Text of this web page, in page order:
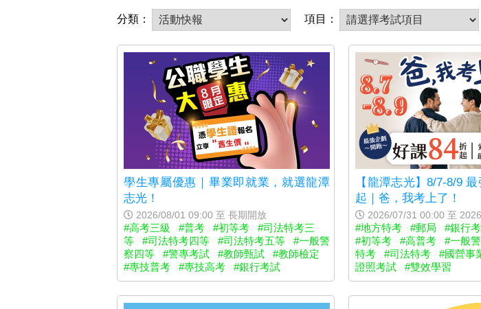
分類： 項目：
學生專屬優惠｜畢業即就業，就選龍潭
志光！
2026/08/01 09:00 至 長期開放
#高考三級 #普考 #初等考
#司法特考三
等
#司法特考四等 #司法特考五等
#一般警
察四等
#警專考試 #教師甄試
#教師檢定
#專技普考
#專技高考 #銀行考試
【龍潭志光】8/7-8/9
起｜爸，我考上了！
2026/07/31 00:00 至
#地方特考 #郵局 #銀行
#初等考
#高普考 #一般
特考
#司法特考 #國營事
證照考試
#雙效學習